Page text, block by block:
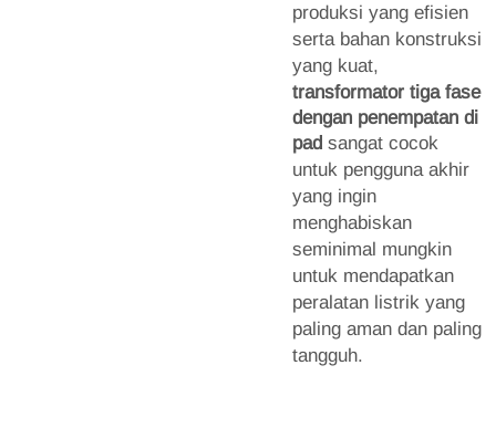
produksi yang efisien
serta bahan konstruksi
yang kuat,
transformator tiga fase
dengan penempatan di
pad sangat cocok
untuk pengguna akhir
yang ingin
menghabiskan
seminimal mungkin
untuk mendapatkan
peralatan listrik yang
paling aman dan paling
tangguh.